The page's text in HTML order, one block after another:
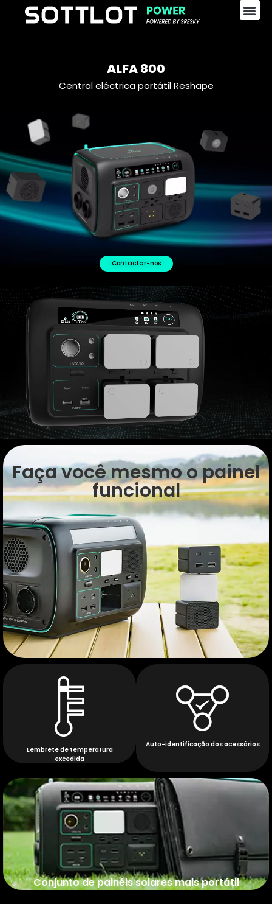
ALFA 800
Central eléctrica portátil Reshape
Contactar-nos
Faça você mesmo o painel
funcional
Lembrete de temperatura
excedida
Auto-identificação dos acessórios
Conjunto de painéis solares mais portátil